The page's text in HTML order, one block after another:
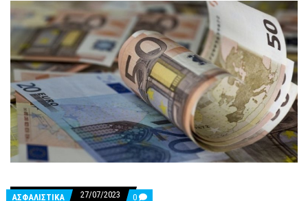
ΑΣΦΑΛΙΣΤΙΚΑ 27/07/2023 0 COMMENTS